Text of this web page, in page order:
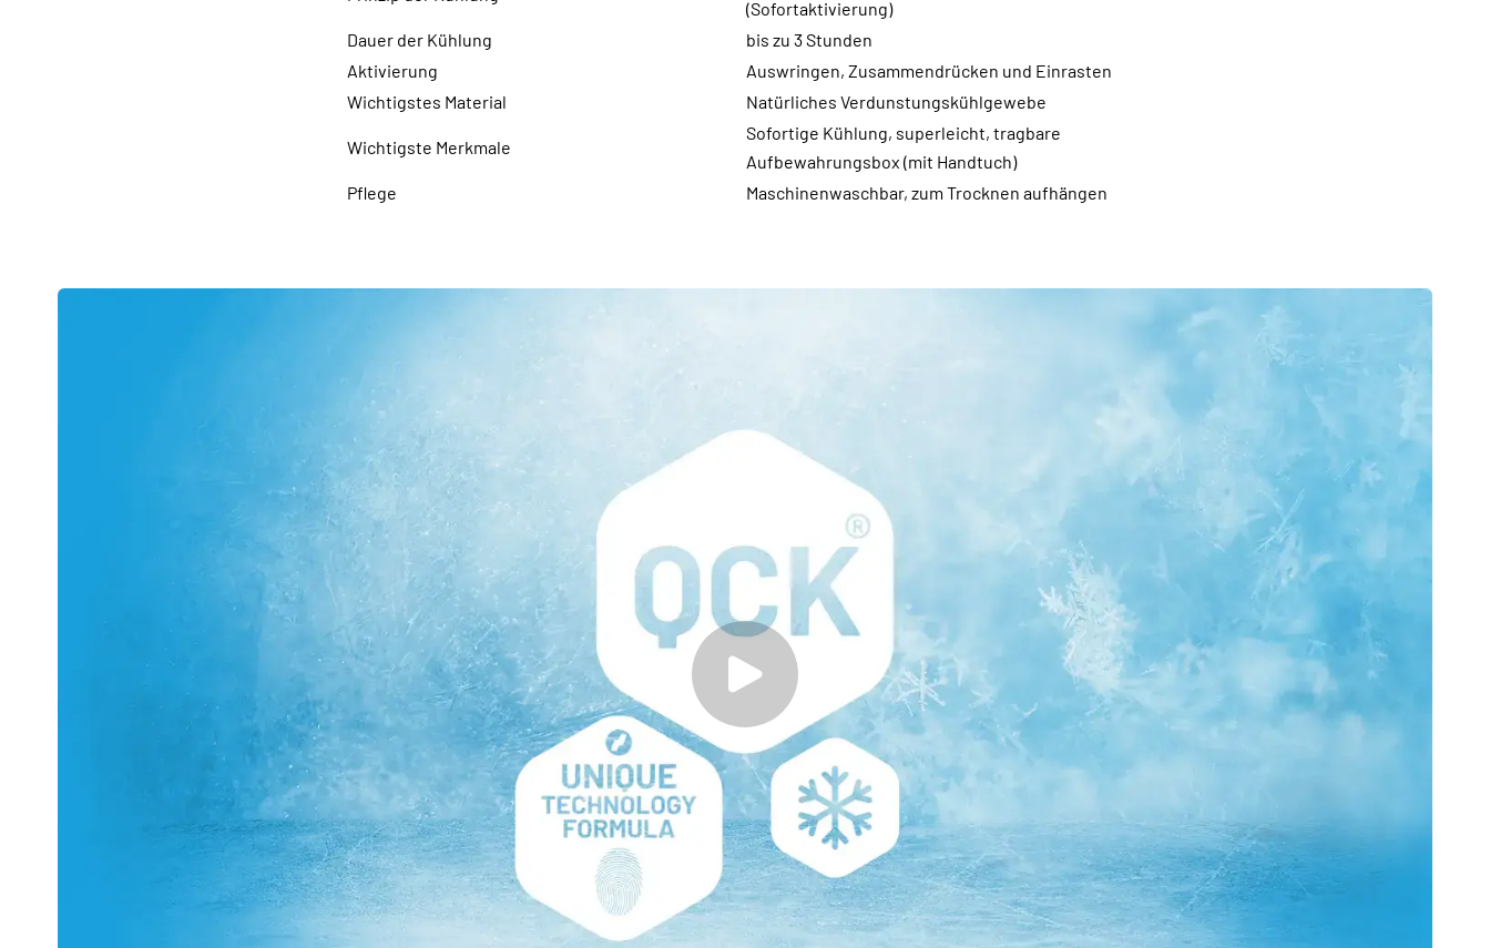
(Sofortaktivierung)
Dauer der Kühlung
bis zu 3 Stunden
Aktivierung
Auswringen, Zusammendrücken und Einrasten
Wichtigstes Material
Natürliches Verdunstungskühlgewebe
Wichtigste Merkmale
Sofortige Kühlung, superleicht, tragbare
Aufbewahrungsbox (mit Handtuch)
Pflege
Maschinenwaschbar, zum Trocknen aufhängen